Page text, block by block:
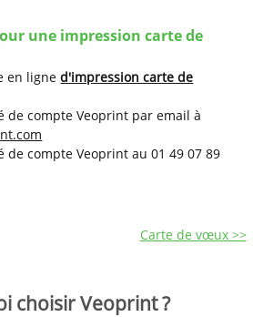
une impression carte de
en ligned'impression carte de
de compte Veoprint par email à
de compte Veoprint au 01 49 07 89
Carte de vœux >>
choisir Veoprint ?